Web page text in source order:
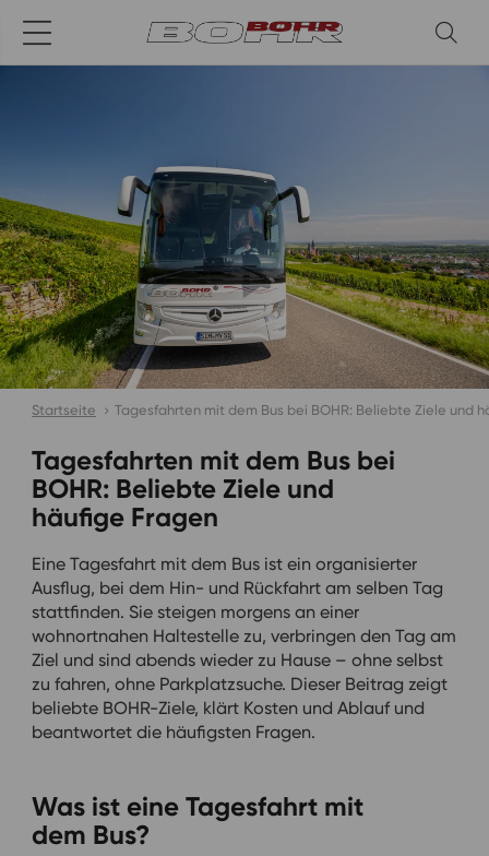
Startseite Tagesfahrten mit dem Bus bei BOHR: Beliebte Ziele und
Tagesfahrten mit dem Bus bei
BOHR: Beliebte Ziele und
häufige Fragen
Eine Tagesfahrt mit dem Bus ist ein organisierter
Ausflug, bei dem Hin- und Rückfahrt am selben Tag
stattfinden. Sie steigen morgens an einer
wohnortnahen Haltestelle zu, verbringen den Tag am
Ziel und sind abends wieder zu Hause – ohne selbst
zu fahren, ohne Parkplatzsuche. Dieser Beitrag zeigt
beliebte BOHR-Ziele, klärt Kosten und Ablauf und
beantwortet die häufigsten Fragen.
Was ist eine Tagesfahrt mit
dem Bus?